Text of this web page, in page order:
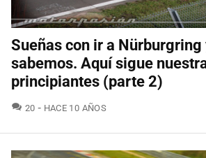
Sueñas con ir a Nürburgring
sabemos. Aquí sigue
principiantes (parte 2)
20 COMENTARIOS
HACE 10 AÑOS